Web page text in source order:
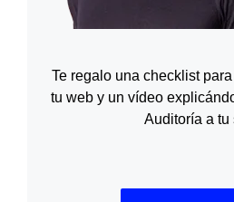
Te regalo una checklist
tu web y un vídeo
Auditoría a tu